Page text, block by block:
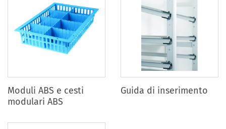
Moduli ABS e cesti
modulari ABS
Guida di inserimento